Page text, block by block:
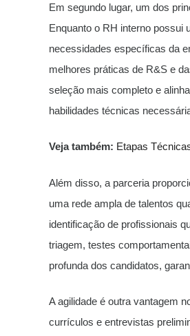
Em segundo lugar, um dos
Enquanto o RH interno possui
necessidades específicas da
melhores práticas de R&S e
seleção mais completo e
habilidades técnicas
Veja também: Etapas
Além disso, a parceria
uma rede ampla de talentos
identificação de profissionais
triagem, testes
profunda dos candidatos,
A agilidade é outra vantagem
currículos e entrevistas